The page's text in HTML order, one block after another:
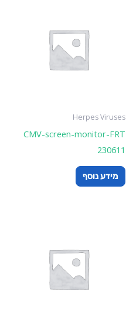
Herpes Viruses
CMV-screen-monitor-FRT
230611
מידע נוסף